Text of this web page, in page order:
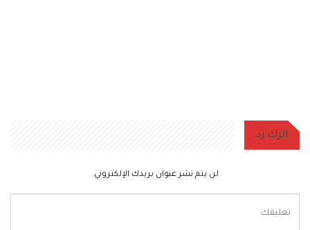
اترك رد
لن يتم نشر عنوان بريدك الإلكتروني.